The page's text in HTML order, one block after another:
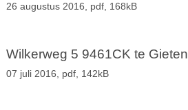
26 augustus 2016, pdf, 168kB
Wilkerweg 5 9461CK te Gieten
07 juli 2016, pdf, 142kB